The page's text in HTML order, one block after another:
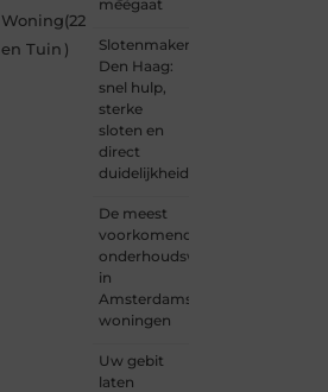
Woning
en Tuin
(22
)
meegaat
Slotenmaker
Den Haag:
snel hulp,
sterke
sloten en
direct
duidelijkheid
De meest
voorkomende
onderhoudswerkzaamheden
in
Amsterdamse
woningen
Uw gebit
laten